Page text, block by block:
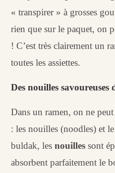
« transpirer » à grosses
rien que sur le paquet, on
! C’est très clairement un
toutes les assiettes.
Des nouilles
Dans un ramen, on ne
: les nouilles (noodles) et
buldak, lesnouilles sont
absorbent parfaitement le